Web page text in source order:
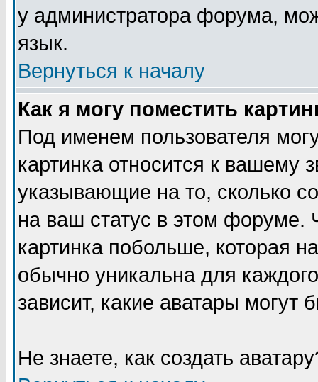
у администратора форума,
язык.
Вернуться к началу
Как я могу поместить
Под именем пользователя
картинка относится к вашему
указывающие на то, сколько
на ваш статус в этом форуме.
картинка побольше, которая
обычно уникальна для
зависит, какие аватары могут
Не знаете, как создать